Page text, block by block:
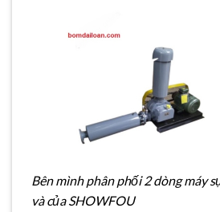
Bên mình phân phối 2 dòng máy
và của SHOWFOU